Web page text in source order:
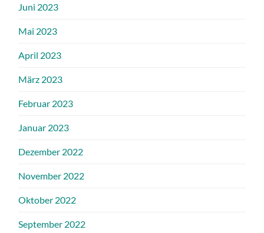
Juni 2023
Mai 2023
April 2023
März 2023
Februar 2023
Januar 2023
Dezember 2022
November 2022
Oktober 2022
September 2022